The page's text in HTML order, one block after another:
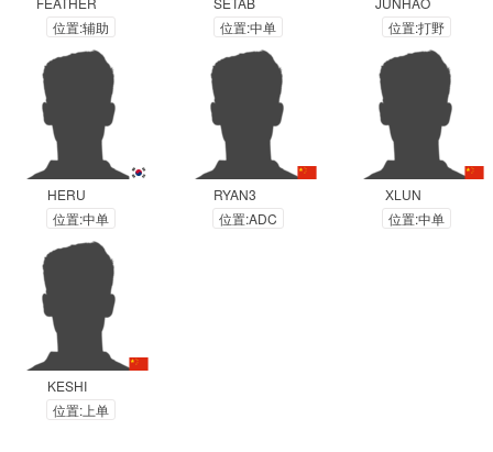
位置:辅助
位置:中单
位置:打野
HERU
位置:中单
RYAN3
位置:ADC
XLUN
位置:中单
KESHI
位置:上单